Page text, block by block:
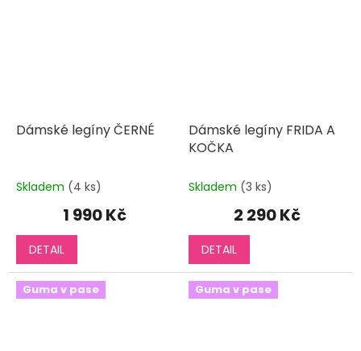
Dámské legíny ČERNÉ
Skladem (4 ks)
1 990 Kč
DETAIL
Dámské legíny FRIDA A
KOČKA
Skladem (3 ks)
2 290 Kč
DETAIL
Guma v pase Guma v pase